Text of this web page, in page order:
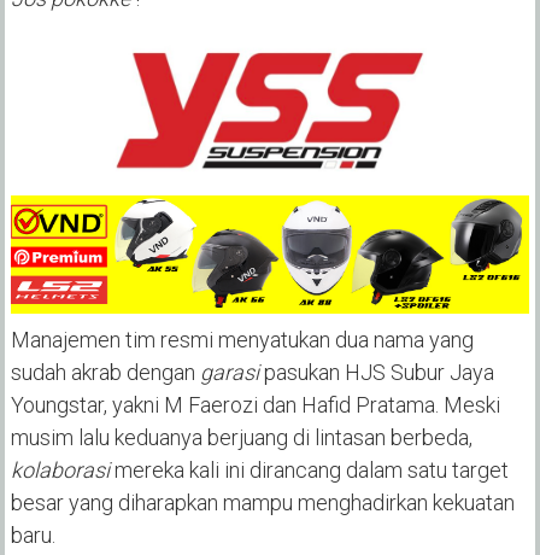
Manajemen tim resmi menyatukan dua nama yang
sudah akrab dengan garasipasukan HJS Subur Jaya
Youngstar, yakni M Faerozi dan Hafid Pratama. Meski
musim lalu keduanya berjuang di lintasan berbeda,
kolaborasimereka kali ini dirancang dalam satu target
besar yang diharapkan mampu menghadirkan kekuatan
baru.